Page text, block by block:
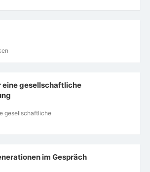
eine gesellschaftliche
gesellschaftliche
im Gespräch